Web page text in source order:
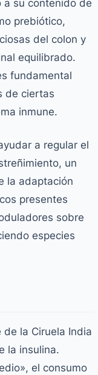
a su contenido de
prebiótico,
del colon y
equilibrado.
fundamental
de ciertas
inmune.
a regular el
un
la adaptación
presentes
sobre
especies
de la Ciruela India
la insulina.
el consumo